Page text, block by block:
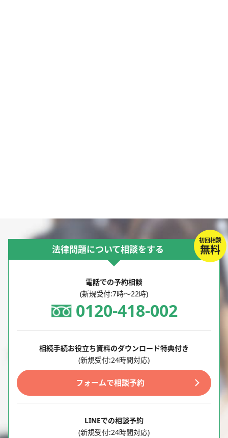
初回相談
無料
法律問題について相談をする
電話での予約相談
(新規受付:7時～22時)
0120-418-002
相続手続お役立ち資料のダウンロード特典付き
(新規受付:24時間対応)
フォームで相談予約
LINEでの相談予約
(新規受付:24時間対応)